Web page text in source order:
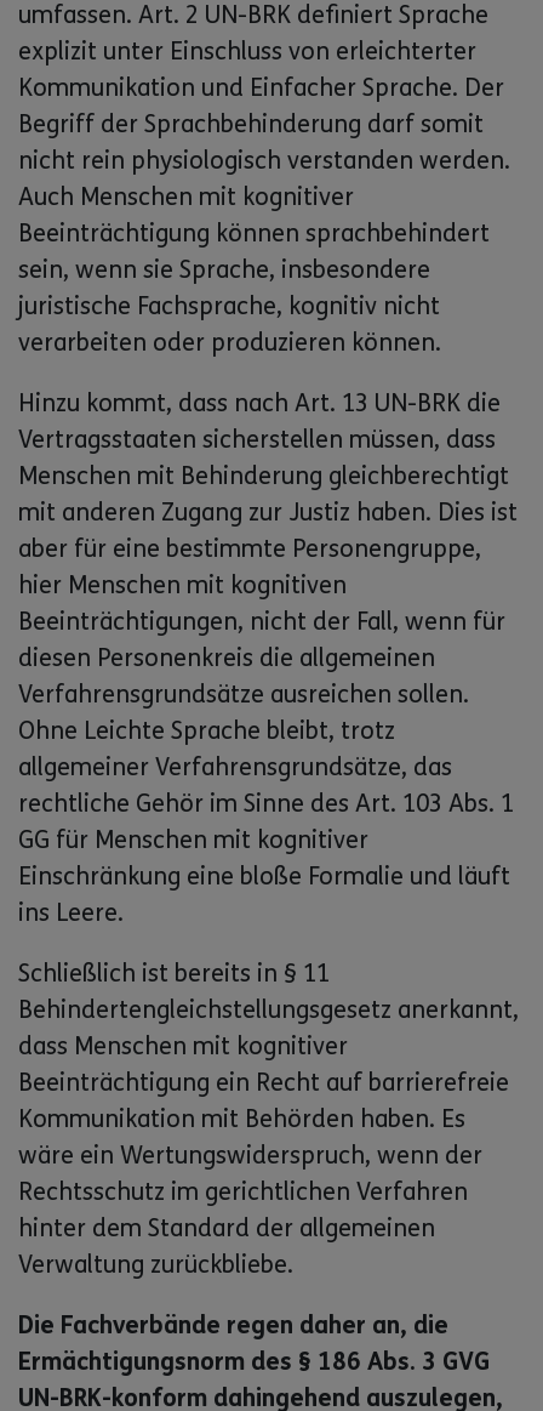
umfassen. Art. 2 UN-BRK definiert Sprache
explizit unter Einschluss von erleichterter
Kommunikation und Einfacher Sprache. Der
Begriff der Sprachbehinderung darf somit
nicht rein physiologisch verstanden werden.
Auch Menschen mit kognitiver
Beeinträchtigung können sprachbehindert
sein, wenn sie Sprache, insbesondere
juristische Fachsprache, kognitiv nicht
verarbeiten oder produzieren können.
Hinzu kommt, dass nach Art. 13 UN-BRK die
Vertragsstaaten sicherstellen müssen, dass
Menschen mit Behinderung gleichberechtigt
mit anderen Zugang zur Justiz haben. Dies ist
aber für eine bestimmte Personengruppe,
hier Menschen mit kognitiven
Beeinträchtigungen, nicht der Fall, wenn für
diesen Personenkreis die allgemeinen
Verfahrensgrundsätze ausreichen sollen.
Ohne Leichte Sprache bleibt, trotz
allgemeiner Verfahrensgrundsätze, das
rechtliche Gehör im Sinne des Art. 103 Abs. 1
GG für Menschen mit kognitiver
Einschränkung eine bloße Formalie und läuft
ins Leere.
Schließlich ist bereits in § 11
Behindertengleichstellungsgesetz anerkannt,
dass Menschen mit kognitiver
Beeinträchtigung ein Recht auf barrierefreie
Kommunikation mit Behörden haben. Es
wäre ein Wertungswiderspruch, wenn der
Rechtsschutz im gerichtlichen Verfahren
hinter dem Standard der allgemeinen
Verwaltung zurückbliebe.
Die Fachverbände regen daher an, die
Ermächtigungsnorm des § 186 Abs. 3 GVG
UN-BRK-konform dahingehend auszulegen,